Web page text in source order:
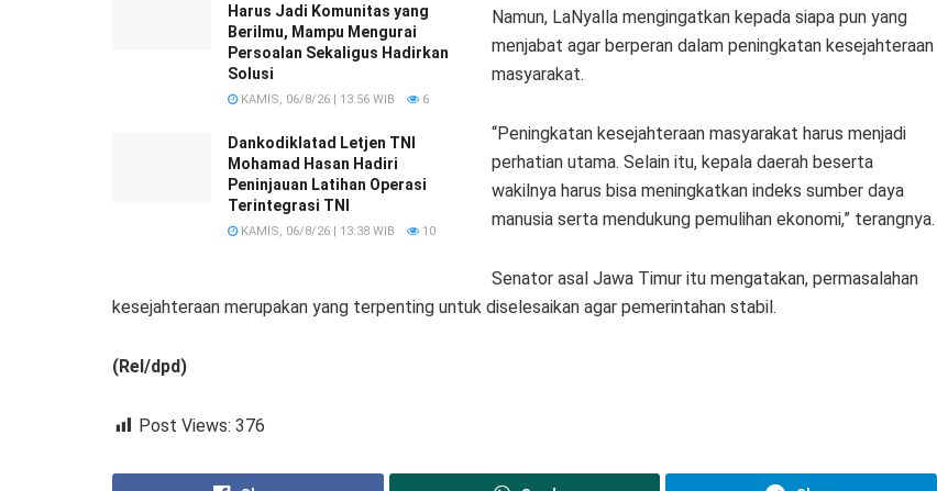
Harus Jadi Komunitas yang
Berilmu, Mampu Mengurai
Persoalan Sekaligus Hadirkan
Solusi
KAMIS, 06/8/26 | 13:56 WIB 6
Dankodiklatad Letjen TNI
Mohamad Hasan Hadiri
Peninjauan Latihan Operasi
Terintegrasi TNI
KAMIS, 06/8/26 | 13:38 WIB 10
Namun, LaNyalla mengingatkan kepada siapa pun yang
menjabat agar berperan dalam peningkatan kesejahteraan
masyarakat.
“Peningkatan kesejahteraan masyarakat harus menjadi
perhatian utama. Selain itu, kepala daerah beserta
wakilnya harus bisa meningkatkan indeks sumber daya
manusia serta mendukung pemulihan ekonomi,” terangnya.
Senator asal Jawa Timur itu mengatakan, permasalahan
kesejahteraan merupakan yang terpenting untuk diselesaikan agar pemerintahan stabil.
(Rel/dpd)
Post Views: 376